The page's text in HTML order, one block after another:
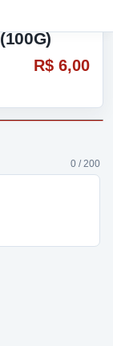
R$ 6,00
0 / 200